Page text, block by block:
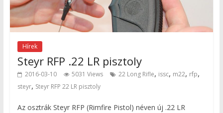
Hírek
Steyr RFP .22 LR pisztoly
2016-03-10 5031 Views 22 Long Rifle, issc, m22, rfp,
steyr, Steyr RFP 22 LR pisztoly
Az osztrák Steyr RFP (Rimfire Pistol) néven új .22 LR